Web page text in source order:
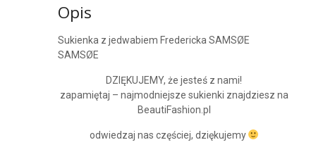
Opis
Sukienka z jedwabiem Fredericka SAMSØE
SAMSØE
DZIĘKUJEMY, że jesteś z nami!
zapamiętaj – najmodniejsze sukienki znajdziesz na
BeautiFashion.pl
odwiedzaj nas częściej, dziękujemy